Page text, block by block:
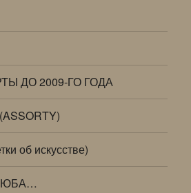
ДО 2009-ГО ГОДА
об искусстве)